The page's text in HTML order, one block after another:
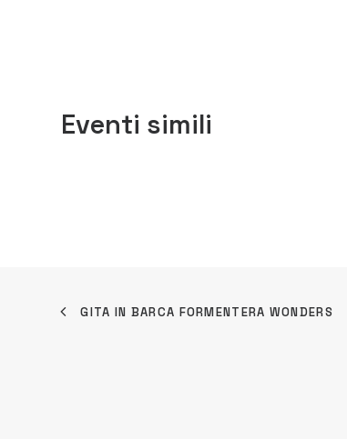
Eventi simili
GITA IN BARCA FORMENTERA WONDERS